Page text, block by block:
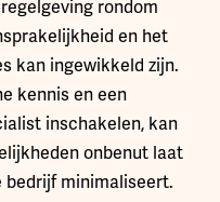
rondom
en het
kan ingewikkeld zijn.
kennis en een
inschakelen, kan
onbenut laat
bedrijf minimaliseert.